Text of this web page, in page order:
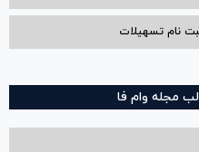
نام تسهیلات
مجله وام فا